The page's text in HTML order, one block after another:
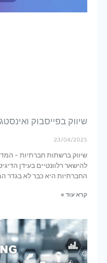
שיווק בפייסבוק ואינסטגרם
23/04/2025
שיווק ברשתות חברתיות – המדריך
החברתיות היא כבר לא בגדר
קרא עוד »